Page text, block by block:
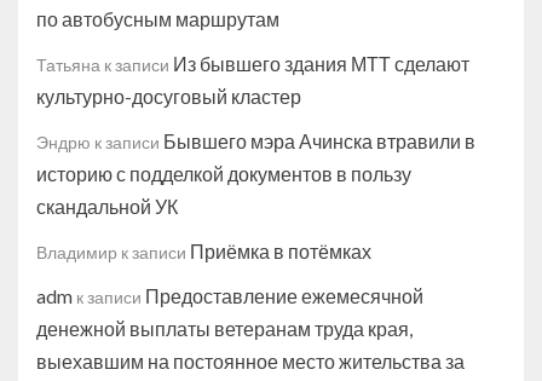
по автобусным маршрутам
Татьяна к записи Из бывшего здания МТТ сделают
культурно-досуговый кластер
Эндрю к записи Бывшего мэра Ачинска втравили в
историю с подделкой документов в пользу
скандальной УК
Владимир к записи Приёмка в потёмках
adm к записи Предоставление ежемесячной
денежной выплаты ветеранам труда края,
выехавшим на постоянное место жительства за